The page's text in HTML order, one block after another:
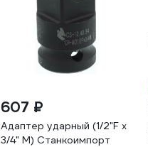
607 ₽
Адаптер ударный (1/2"F х
3/4" M) Станкоимпорт